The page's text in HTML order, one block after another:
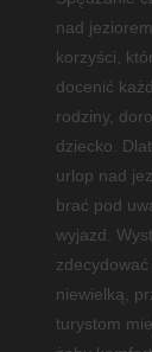
nad
korzyści,
docenić
rodziny,
dziecko.
urlop nad
brać pod
wyjazd.
niewielką,
turystom